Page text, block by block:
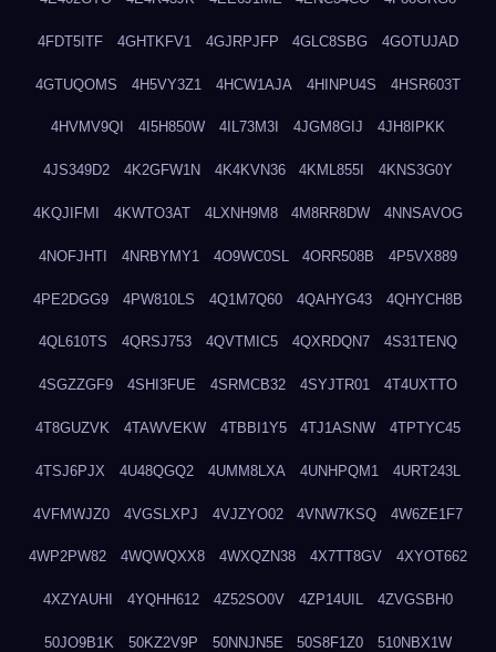
4FDT5ITF 4GHTKFV1 4GJRPJFP 4GLC8SBG 4GOTUJAD
4GTUQOMS 4H5VY3Z1 4HCW1AJA 4HINPU4S 4HSR603T
4HVMV9QI 4I5H850W 4IL73M3I 4JGM8GIJ 4JH8IPKK
4JS349D2 4K2GFW1N 4K4KVN36 4KML855I 4KNS3G0Y
4KQJIFMI 4KWTO3AT 4LXNH9M8 4M8RR8DW 4NNSAVOG
4NOFJHTI 4NRBYMY1 4O9WC0SL 4ORR508B 4P5VX889
4PE2DGG9 4PW810LS 4Q1M7Q60 4QAHYG43 4QHYCH8B
4QL610TS 4QRSJ753 4QVTMIC5 4QXRDQN7 4S31TENQ
4SGZZGF9 4SHI3FUE 4SRMCB32 4SYJTR01 4T4UXTTO
4T8GUZVK 4TAWVEKW 4TBBI1Y5 4TJ1ASNW 4TPTYC45
4TSJ6PJX 4U48QGQ2 4UMM8LXA 4UNHPQM1 4URT243L
4VFMWJZ0 4VGSLXPJ 4VJZYO02 4VNW7KSQ 4W6ZE1F7
4WP2PW82 4WQWQXX8 4WXQZN38 4X7TT8GV 4XYOT662
4XZYAUHI 4YQHH612 4Z52SO0V 4ZP14UIL 4ZVGSBH0
50JO9B1K 50KZ2V9P 50NNJN5E 50S8F1Z0 510NBX1W